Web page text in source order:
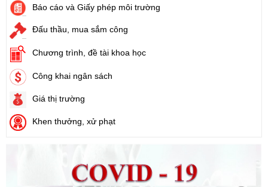
Ngày ban hành: (21/08/2024)
Số:
31/2024/QH15
Tên:
(Luật Đất đai)
Ngày ban hành: (21/08/2024)
Số:88/2024/NĐ-CP
Tên:
(Nghị định Quy định về bồi thường, hỗ trợ, tái định cư khi
Nhà nước thu hồi đất)
Ngày ban hành: (21/08/2024)
Báo cáo và Giấy phép môi trường
Đấu thầu, mua sắm công
Chương trình, đề tài khoa học
Công khai ngân sách
Giá thị trường
Khen thưởng, xử phạt